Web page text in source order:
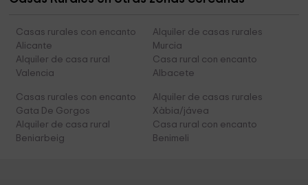
Casas rurales con encanto
Alicante
Alquiler de casas rurales
Murcia
Alquiler de casa rural
Valencia
Casa rural con encanto
Albacete
Casas rurales con encanto
Gata De Gorgos
Alquiler de casas rurales
Xàbia/jávea
Alquiler de casa rural
Beniarbeig
Casa rural con encanto
Benimeli